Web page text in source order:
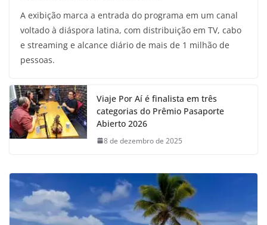
A exibição marca a entrada do programa em um canal
voltado à diáspora latina, com distribuição em TV, cabo
e streaming e alcance diário de mais de 1 milhão de
pessoas.
Viaje Por Aí é finalista em três
categorias do Prêmio Pasaporte
Abierto 2026
8 de dezembro de 2025